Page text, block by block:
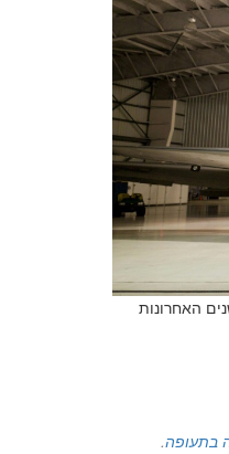
האחרונות
בתעופה.